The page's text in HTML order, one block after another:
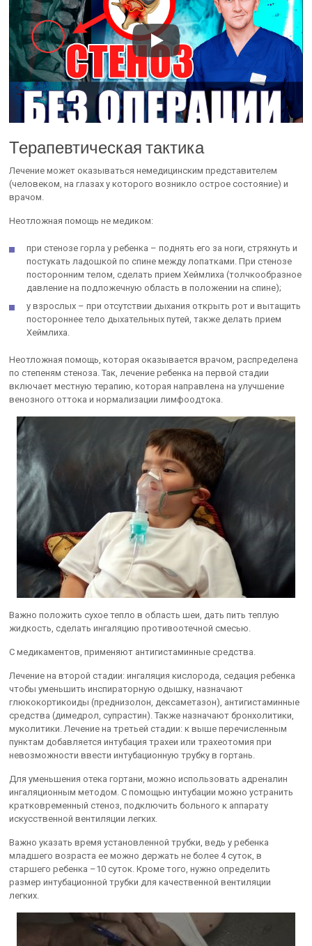
Терапевтическая тактика
Лечение может оказываться немедицинским представителем
(человеком, на глазах у которого возникло острое состояние) и
врачом.
Неотложная помощь не медиком:
при стенозе горла у ребенка – поднять его за ноги, стряхнуть и
постукать ладошкой по спине между лопатками. При стенозе
посторонним телом, сделать прием Хеймлиха (толчкообразное
давление на подложечную область в положении на спине);
у взрослых – при отсутствии дыхания открыть рот и вытащить
постороннее тело дыхательных путей, также делать прием
Хеймлиха.
Неотложная помощь, которая оказывается врачом, распределена
по степеням стеноза. Так, лечение ребенка на первой стадии
включает местную терапию, которая направлена на улучшение
венозного оттока и нормализации лимфоодтока.
Важно положить сухое тепло в область шеи, дать пить теплую
жидкость, сделать ингаляцию противоотечной смесью.
С медикаментов, применяют антигистаминные средства.
Лечение на второй стадии: ингаляция кислорода, седация ребенка
чтобы уменьшить инспираторную одышку, назначают
глюкокортикоиды (преднизолон, дексаметазон), антигистаминные
средства (димедрол, супрастин). Также назначают бронхолитики,
муколитики. Лечение на третьей стадии: к выше перечисленным
пунктам добавляется интубация трахеи или трахеотомия при
невозможности ввести интубационную трубку в гортань.
Для уменьшения отека гортани, можно использовать адреналин
ингаляционным методом. С помощью интубации можно устранить
кратковременный стеноз, подключить больного к аппарату
искусственной вентиляции легких.
Важно указать время установленной трубки, ведь у ребенка
младшего возраста ее можно держать не более 4 суток, в
старшего ребенка –10 суток. Кроме того, нужно определить
размер интубационной трубки для качественной вентиляции
легких.